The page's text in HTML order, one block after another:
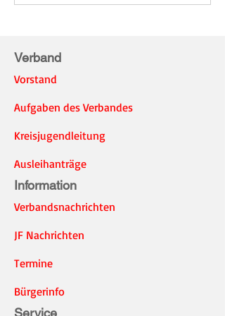
Verband
Vorstand
Aufgaben des Verbandes
Kreisjugendleitung
Ausleihanträge
Information
Verbandsnachrichten
JF Nachrichten
Termine
Bürgerinfo
Service